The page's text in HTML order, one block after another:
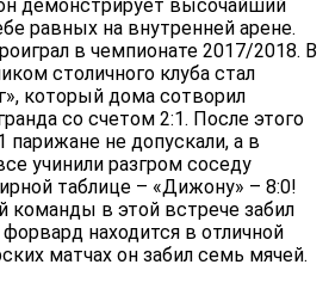
демонстрирует высочайший
равных на внутренней арене.
в чемпионате 2017/2018. В
столичного клуба стал
который дома сотворил
со счетом 2:1. После этого
парижане не допускали, а в
учинили разгром соседу
таблице – «Дижону» – 8:0!
команды в этой встрече забил
находится в отличной
матчах он забил семь мячей.